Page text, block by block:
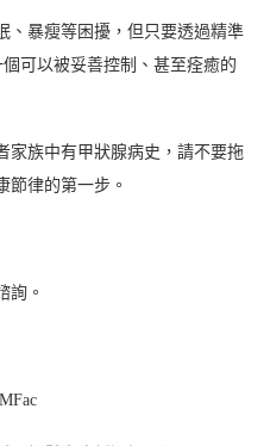
、暴瘦等困擾，但只要透過精準
可以被妥善控制、甚至痊癒的
家族中有甲狀腺病史，請不要拖
節律的第一步。
詢。